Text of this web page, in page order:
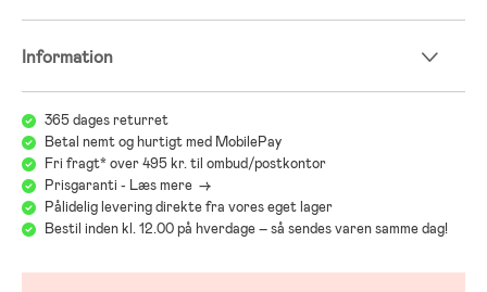
Information
365 dages returret
Betal nemt og hurtigt med MobilePay
Fri fragt* over 495 kr. til ombud/postkontor
Prisgaranti - Læs mere ->
Pålidelig levering direkte fra vores eget lager
Bestil inden kl. 12.00 på hverdage – så sendes varen samme dag!